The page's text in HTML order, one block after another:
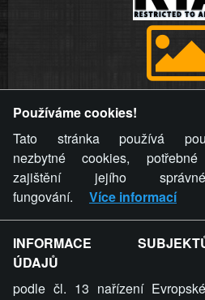
videa a komentáře. Osoba, které se
stránky týče, ani osoba, která
stránku, nemůže z důvodu
komentáře pro výše
provozovateli stránky žádný
nemajetkové
ZVRÁCENÝ.CZ - Svět
ty
Používáme cookies!
Tato stránka používá
nezbytné cookies,
zajištění jejího
fungování.
Více informací
INFORMACE
ÚDAJŮ
podle čl. 13 nařízení